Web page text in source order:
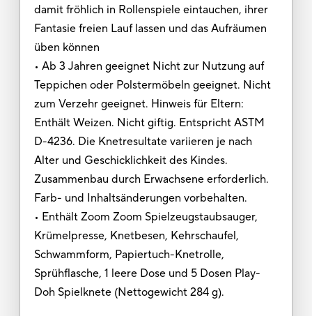
damit fröhlich in Rollenspiele eintauchen, ihrer
Fantasie freien Lauf lassen und das Aufräumen
üben können
• Ab 3 Jahren geeignet Nicht zur Nutzung auf
Teppichen oder Polstermöbeln geeignet. Nicht
zum Verzehr geeignet. Hinweis für Eltern:
Enthält Weizen. Nicht giftig. Entspricht ASTM
D-4236. Die Knetresultate variieren je nach
Alter und Geschicklichkeit des Kindes.
Zusammenbau durch Erwachsene erforderlich.
Farb- und Inhaltsänderungen vorbehalten.
• Enthält Zoom Zoom Spielzeugstaubsauger,
Krümelpresse, Knetbesen, Kehrschaufel,
Schwammform, Papiertuch-Knetrolle,
Sprühflasche, 1 leere Dose und 5 Dosen Play-
Doh Spielknete (Nettogewicht 284 g).